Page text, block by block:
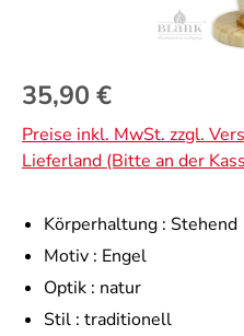
Regulärer Preis:
35,90 €
Preise inkl. MwSt. zzgl.
Lieferland (Bitte an der
Körperhaltung : Stehend
Motiv : Engel
Optik : natur
Stil : traditionell